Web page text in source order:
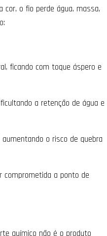
cor, o fio perde água, massa,
ficando com toque áspero e
a retenção de água e
o risco de quebra
comprometida a ponto de
químico não é o produto